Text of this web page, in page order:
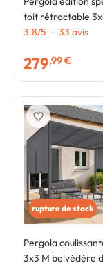
toit rétractable
stores taupe
3.8/5 - 33 avis
279,99 €
rupture de stock
Pergola
3x3 M belvédère
favorite_border